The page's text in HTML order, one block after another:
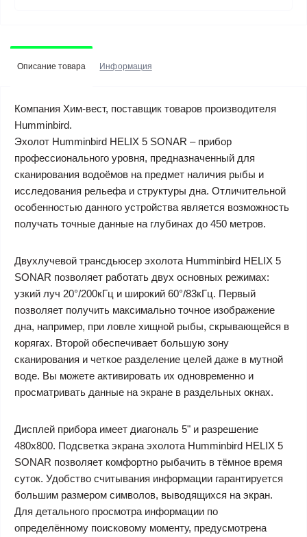
Описание товара Информация
Компания Хим-вест, поставщик товаров производителя
Humminbird.
Эхолот Humminbird HELIX 5 SONAR – прибор
профессионального уровня, предназначенный для
сканирования водоёмов на предмет наличия рыбы и
исследования рельефа и структуры дна. Отличительной
особенностью данного устройства является возможность
получать точные данные на глубинах до 450 метров.
Двухлучевой трансдьюсер эхолота Humminbird HELIX 5
SONAR позволяет работать двух основных режимах:
узкий луч 20°/200кГц и широкий 60°/83кГц. Первый
позволяет получить максимально точное изображение
дна, например, при ловле хищной рыбы, скрывающейся в
корягах. Второй обеспечивает большую зону
сканирования и четкое разделение целей даже в мутной
воде. Вы можете активировать их одновременно и
просматривать данные на экране в раздельных окнах.
Дисплей прибора имеет диагональ 5" и разрешение
480х800. Подсветка экрана эхолота Humminbird HELIX 5
SONAR позволяет комфортно рыбачить в тёмное время
суток. Удобство считывания информации гарантируется
большим размером символов, выводящихся на экран.
Для детального просмотра информации по
определённому поисковому моменту, предусмотрена